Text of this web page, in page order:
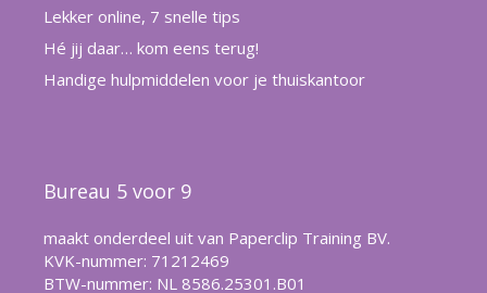
Lekker online, 7 snelle tips
Hé jij daar… kom eens terug!
Handige hulpmiddelen voor je thuiskantoor
Bureau 5 voor 9
maakt onderdeel uit van Paperclip Training BV.
KVK-nummer: 71212469
BTW-nummer: NL 8586.25301.B01